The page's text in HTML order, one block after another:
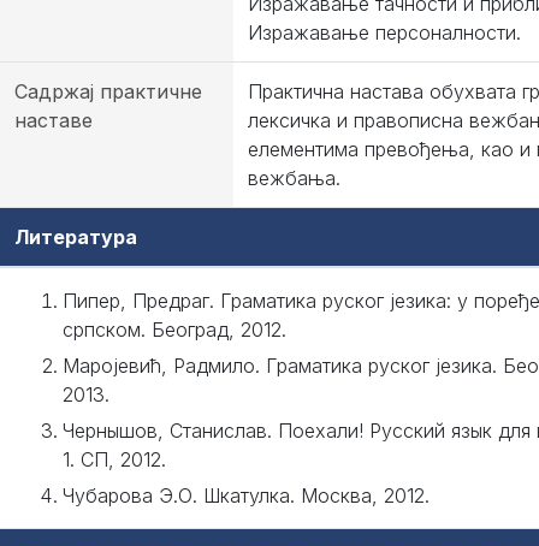
Изражавање персоналности.
Садржај практичне
наставе
Практична настава обухвата
лексичка и правописна
елементима превођења, као и
вежбања.
Литература
Пипер, Предраг. Граматика руског језика: у
српском. Београд, 2012.
Маројевић, Радмило. Граматика руског језика.
2013.
Чернышов, Станислав. Поехали! Русский язык для
1. СП, 2012.
Чубарова Э.О. Шкатулка. Москва, 2012.